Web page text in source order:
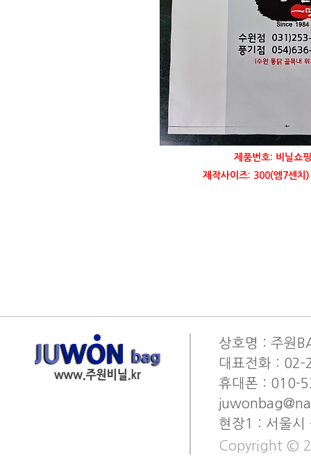
제품번호: 비닐쇼
제작사이즈: 300(엠7센치
상호명 : 주원
대표전화 :
휴대폰 : 010-
현장1 : 서울
Copyright ©